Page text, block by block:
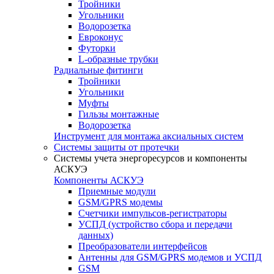
Тройники
Угольники
Водорозетка
Евроконус
Футорки
L-образные трубки
Радиальные фитинги
Тройники
Угольники
Муфты
Гильзы монтажные
Водорозетка
Инструмент для монтажа аксиальных систем
Системы защиты от протечки
Системы учета энергоресурсов и компоненты
АСКУЭ
Компоненты АСКУЭ
Приемные модули
GSM/GPRS модемы
Счетчики импульсов-регистраторы
УСПД (устройство сбора и передачи
данных)
Преобразователи интерфейсов
Антенны для GSM/GPRS модемов и УСПД
GSM